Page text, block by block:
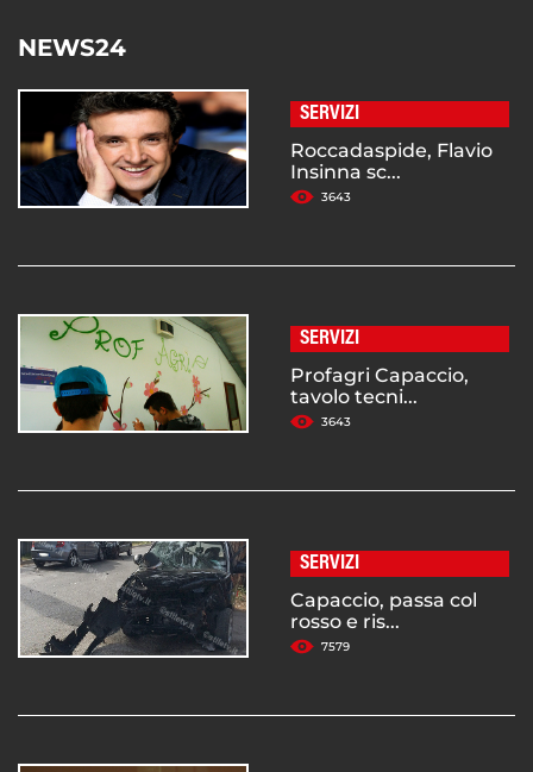
NEWS24
SERVIZI
Roccadaspide, Flavio
Insinna sc...
3643
SERVIZI
Profagri Capaccio,
tavolo tecni...
3643
SERVIZI
Capaccio, passa col
rosso e ris...
7579